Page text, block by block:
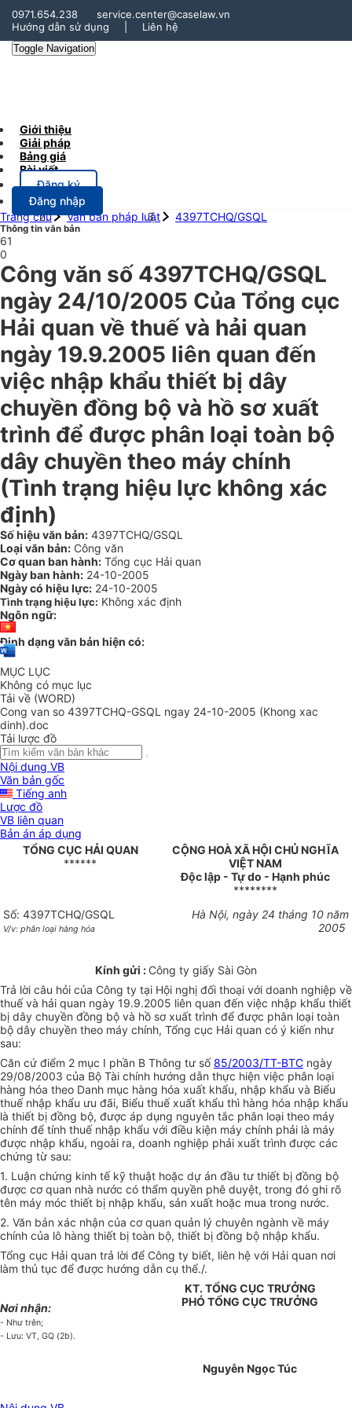
0971.654.238
service.center@caselaw.vn
Hướng dẫn sử dụng
Liên hệ
Toggle Navigation
Giới thiệu
Giải pháp
Bảng giá
Bài viết
Đăng ký
Đăng nhập
Trang chủ
Văn bản pháp luật 4397TCHQ/GSQL
Thông tin văn bản
61
0
Công văn số 4397TCHQ/GSQL
ngày 24/10/2005 Của Tổng cục
Hải quan về thuế và hải quan
ngày 19.9.2005 liên quan đến
việc nhập khẩu thiết bị dây
chuyền đồng bộ và hồ sơ xuất
trình để được phân loại toàn bộ
dây chuyền theo máy chính
(Tình trạng hiệu lực không xác
định)
Số hiệu văn bản: 4397TCHQ/GSQL
Loại văn bản: Công văn
Cơ quan ban hành: Tổng cục Hải quan
Ngày ban hành: 24-10-2005
Ngày có hiệu lực: 24-10-2005
Tình trạng hiệu lực: Không xác định
Ngôn ngữ:
Định dạng văn bản hiện có:
MỤC LỤC
Không có mục lục
Tải về (WORD)
Cong van so 4397TCHQ-GSQL ngay 24-10-2005 (Khong xac
dinh).doc
Tải lược đồ
Nội dung VB
Văn bản gốc
Tiếng anh
Lược đồ
VB liên quan
Bản án áp dụng
TỔNG CỤC HẢI QUAN
******
CỘNG HOÀ XÃ HỘI CHỦ NGHĨA
VIỆT NAM
Độc lập - Tự do - Hạnh phúc
********
Số: 4397TCHQ/GSQL
V/v: phân loại hàng hóa
Hà Nội, ngày 24 tháng 10 năm
2005
Kính gửi : Công ty giấy Sài Gòn
Trả lời câu hỏi của Công ty tại Hội nghị đối thoại với doanh nghiệp về
thuế và hải quan ngày 19.9.2005 liên quan đến việc nhập khẩu thiết
bị dây chuyền đồng bộ và hồ sơ xuất trình để được phân loại toàn
bộ dây chuyền theo máy chính, Tổng cục Hải quan có ý kiến như
sau:
Căn cứ điểm 2 mục I phần B Thông tư số85/2003/TT-BTC ngày
29/08/2003 của Bộ Tài chính hướng dẫn thực hiện việc phân loại
hàng hóa theo Danh mục hàng hóa xuất khẩu, nhập khẩu và Biểu
thuế nhập khẩu ưu đãi, Biểu thuế xuất khẩu thì hàng hóa nhập khẩu
là thiết bị đồng bộ, được áp dụng nguyên tắc phân loại theo máy
chính để tính thuế nhập khẩu với điều kiện máy chính phải là máy
được nhập khẩu, ngoài ra, doanh nghiệp phải xuất trình được các
chứng từ sau:
1. Luận chứng kinh tế kỹ thuật hoặc dự án đầu tư thiết bị đồng bộ
được cơ quan nhà nước có thẩm quyền phê duyệt, trong đó ghi rõ
tên máy móc thiết bị nhập khẩu, sản xuất hoặc mua trong nước.
2. Văn bản xác nhận của cơ quan quản lý chuyên ngành về máy
chính của lô hàng thiết bị toàn bộ, thiết bị đồng bộ nhập khẩu.
Tổng cục Hải quan trả lời để Công ty biết, liên hệ với Hải quan nơi
làm thủ tục để được hướng dẫn cụ thể./.
Nơi nhận:
- Như trên;
- Lưu: VT, GQ (2b).
KT. TỔNG CỤC TRƯỞNG
PHÓ TỔNG CỤC TRƯỞNG
Nguyễn Ngọc Túc